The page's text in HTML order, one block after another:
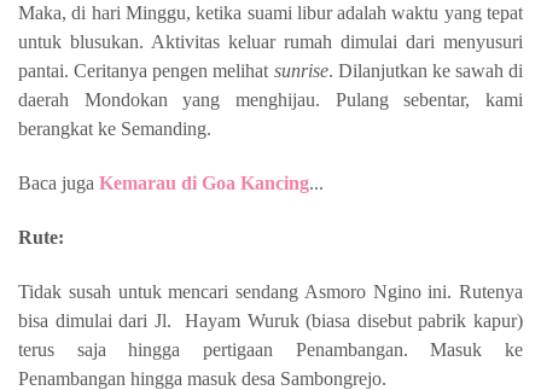
Maka, di hari Minggu, ketika suami libur adalah waktu yang tepat
untuk blusukan. Aktivitas keluar rumah dimulai dari menyusuri
pantai. Ceritanya pengen melihat sunrise. Dilanjutkan ke sawah di
daerah Mondokan yang menghijau. Pulang sebentar, kami
berangkat ke Semanding.
Baca juga Kemarau di Goa Kancing...
Rute:
Tidak susah untuk mencari sendang Asmoro Ngino ini. Rutenya
bisa dimulai dari Jl.
Hayam Wuruk (biasa disebut pabrik kapur)
terus saja hingga pertigaan Penambangan. Masuk ke
Penambangan hingga masuk desa Sambongrejo.